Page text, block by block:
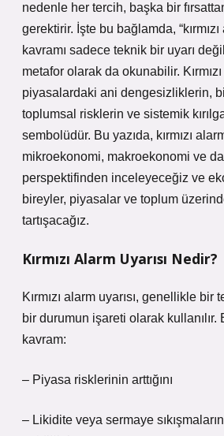
nedenle her tercih, başka bir
gerektirir. İşte bu bağlamda, “kırmızı
kavramı sadece teknik bir uyarı
metafor olarak da okunabilir.
piyasalardaki ani dengesizliklerin,
toplumsal risklerin ve sistemik
sembolüdür. Bu yazıda, kırmızı
mikroekonomi, makroekonomi ve
perspektifinden inceleyeceğiz ve
bireyler, piyasalar ve toplum
tartışacağız.
Kırmızı Alarm Uyarısı Nedir?
Kırmızı alarm uyarısı, genellikle bir
bir durumun işareti olarak kullanılır.
kavram:
– Piyasa risklerinin arttığını
– Likidite veya sermaye